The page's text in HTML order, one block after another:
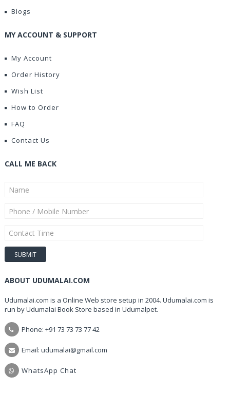
Blogs
MY ACCOUNT & SUPPORT
My Account
Order History
Wish List
How to Order
FAQ
Contact Us
CALL ME BACK
ABOUT UDUMALAI.COM
Udumalai.com is a Online Web store setup in 2004. Udumalai.com is
run by Udumalai Book Store based in Udumalpet.
Phone: +91 73 73 73 77 42
Email: udumalai@gmail.com
WhatsApp Chat